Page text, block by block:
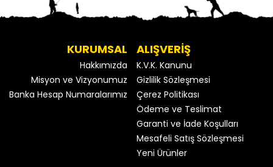
KURUMSAL
Hakkımızda
Misyon ve Vizyonumuz
Banka Hesap Numaralarımız
ALIŞVERİŞ
K.V.K. Kanunu
Gizlilik Sözleşmesi
Çerez Politikası
Ödeme ve Teslimat
Garanti ve İade Koşulları
Mesafeli Satış Sözleşmesi
Yeni Ürünler